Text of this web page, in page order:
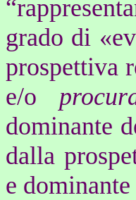
grado di
prospettiva
e/o
dominante
dalla
e